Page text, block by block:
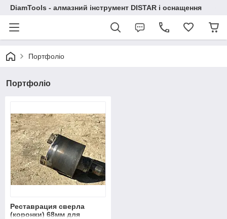
DiamTools - алмазний інструмент DISTAR і оснащення
Портфоліо
Портфоліо
Реставрация сверла
(коронки) 68мм для